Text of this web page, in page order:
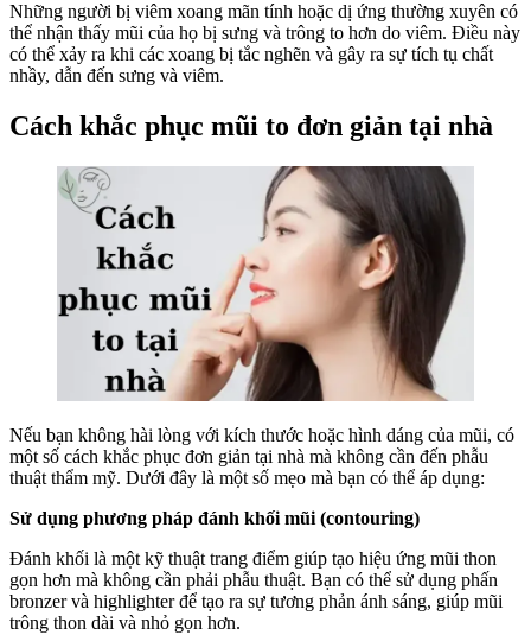
Những người bị viêm xoang mãn tính hoặc dị ứng thường xuyên có
thể nhận thấy mũi của họ bị sưng và trông to hơn do viêm. Điều này
có thể xảy ra khi các xoang bị tắc nghẽn và gây ra sự tích tụ chất
nhầy, dẫn đến sưng và viêm.
Cách khắc phục mũi to đơn giản tại nhà
Nếu bạn không hài lòng với kích thước hoặc hình dáng của mũi, có
một số cách khắc phục đơn giản tại nhà mà không cần đến phẫu
thuật thẩm mỹ. Dưới đây là một số mẹo mà bạn có thể áp dụng:
Sử dụng phương pháp đánh khối mũi (contouring)
Đánh khối là một kỹ thuật trang điểm giúp tạo hiệu ứng mũi thon
gọn hơn mà không cần phải phẫu thuật. Bạn có thể sử dụng phấn
bronzer và highlighter để tạo ra sự tương phản ánh sáng, giúp mũi
trông thon dài và nhỏ gọn hơn.